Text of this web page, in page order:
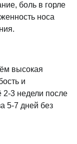
боль в горле
носа
высокая
и
2-3 недели после
5-7 дней без